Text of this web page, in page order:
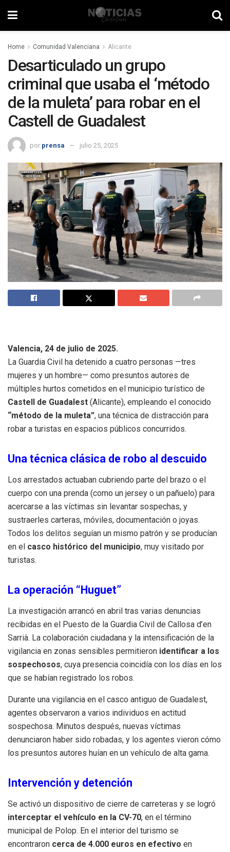
Home Comunidad Valenciana Alicante
Desarticulado un grupo
criminal que usaba el ‘método
de la muleta’ para robar en el
Castell de Guadalest
por prensa julio 25, 2025
Valencia, 24 de julio de 2025.
La Guardia Civil ha detenido a cuatro personas —tres
mujeres y un hombre— como presuntos autores de
múltiples hurtos cometidos en el municipio turístico de
Castell de Guadalest (Alicante), empleando el conocido
“método de la muleta”, una técnica de distracción para
robar a turistas en espacios públicos concurridos.
Una técnica clásica de robo al descuido
Los arrestados actuaban cubriendo parte del brazo o el
cuerpo con una prenda (como un jersey o un pañuelo) para
acercarse a las víctimas sin levantar sospechas, y
sustraerles carteras, móviles, documentación o joyas.
Todos los delitos seguían un mismo patrón y se producían
en el casco histórico del municipio, muy visitado por
turistas.
La operación “Huguet”
La investigación arrancó en abril tras varias denuncias
recibidas en el Puesto de la Guardia Civil de Callosa d’en
Sarrià. La colaboración ciudadana y la intensificación de la
vigilancia en zonas sensibles permitieron identificar a los
sospechosos, cuya presencia coincidía con los días en los
que se habían registrado los robos.
Durante una vigilancia en el casco antiguo de Guadalest,
agentes observaron a varios individuos en actitud
sospechosa. Minutos después, nuevas víctimas
denunciaron haber sido robadas, y los agentes vieron cómo
los presuntos autores huían en un vehículo de alta gama.
Intervención y detención
Se activó un dispositivo de cierre de carreteras y se logró
interceptar el vehículo en la CV-70, en el término
municipal de Polop. En el interior del turismo se
encontraron cerca de 4.000 euros en efectivo en